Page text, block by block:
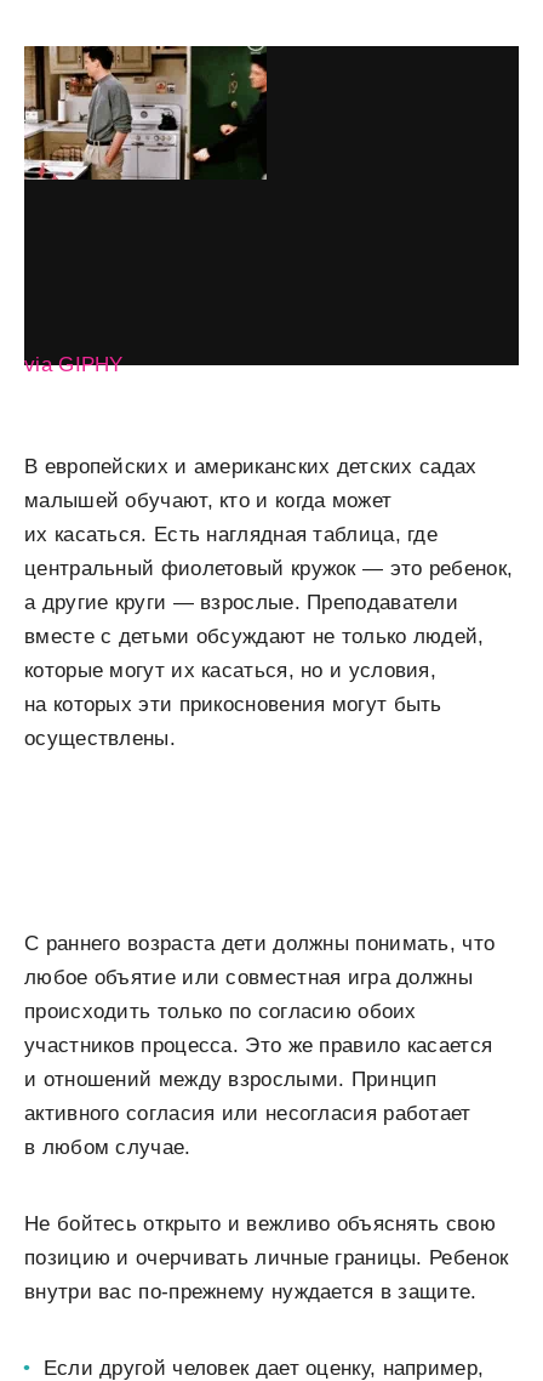
via GIPHY
В европейских и американских детских садах
малышейобучают, кто и когда может
их касаться. Есть наглядная таблица, где
центральный фиолетовый кружок — это ребенок,
а другие круги — взрослые. Преподаватели
вместе с детьми обсуждают не только людей,
которые могут их касаться, но и условия,
на которых эти прикосновения могут быть
осуществлены.
С раннего возраста дети должны понимать, что
любое объятие или совместная игра должны
происходить только по согласию обоих
участников процесса. Это же правило касается
и отношений между взрослыми. Принцип
активного согласия или несогласия работает
в любом случае.
Не бойтесь открыто и вежливо объяснять свою
позицию и очерчивать личные границы. Ребенок
внутри вас по-прежнему нуждается в защите.
Если другой человек дает оценку, например,